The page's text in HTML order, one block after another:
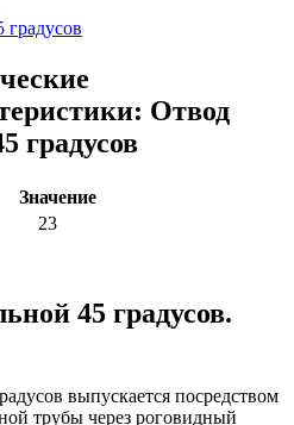
Отвод
градусов
Значение
23
45 градусов.
выпускается посредством
трубы через роговидный